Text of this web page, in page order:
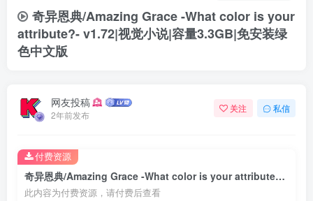
奇异恩典/Amazing Grace -What color is your
attribute?- v1.72|视觉小说|容量3.3GB|免安装绿
色中文版
网友投稿
2年前发布
关注 私信
奇异恩典/Amazing Grace -What color is your attribute?- v1.72|视觉小说|容量3.3GB|免安装绿色中文版
此内容为付费资源，请付费后查看
付费资源